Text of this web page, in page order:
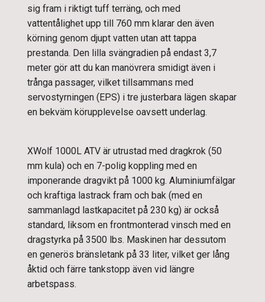
sig fram i riktigt tuff terräng, och med
vattentålighet upp till 760 mm klarar den även
körning genom djupt vatten utan att tappa
prestanda. Den lilla svängradien på endast 3,7
meter gör att du kan manövrera smidigt även i
trånga passager, vilket tillsammans med
servostyrningen (EPS) i tre justerbara lägen skapar
en bekväm körupplevelse oavsett underlag.
XWolf 1000L ATV är utrustad med dragkrok (50
mm kula) och en 7-polig koppling med en
imponerande dragvikt på 1000 kg. Aluminiumfälgar
och kraftiga lastrack fram och bak (med en
sammanlagd lastkapacitet på 230 kg) är också
standard, liksom en frontmonterad vinsch med en
dragstyrka på 3500 lbs. Maskinen har dessutom
en generös bränsletank på 33 liter, vilket ger lång
åktid och färre tankstopp även vid längre
arbetspass.